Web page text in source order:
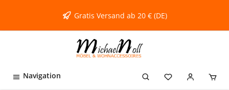
Gratis Versand ab 20 € (DE)
Navigation